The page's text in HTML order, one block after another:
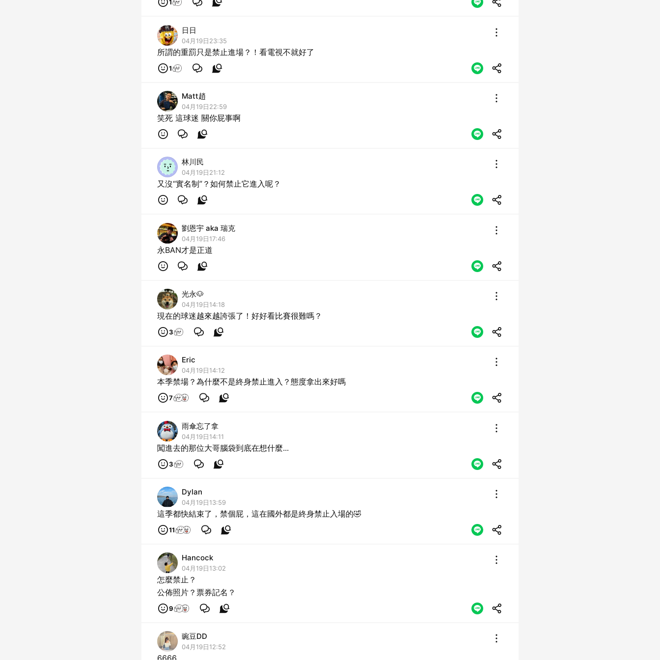
1
日日
04月19日23:35
所謂的重罰只是禁止進場？！看電視不就好了
1
Matt趙
04月19日22:59
笑死 這球迷 關你屁事啊
林川民
04月19日21:12
又沒“實名制”？如何禁止它進入呢？
劉恩宇 aka 瑞克
04月19日17:46
永BAN才是正道
光永🐶
04月19日14:18
現在的球迷越來越誇張了！好好看比賽很難嗎？
3
Eric
04月19日14:12
本季禁場？為什麼不是終身禁止進入？態度拿出來好嗎
7
雨傘忘了拿
04月19日14:11
闖進去的那位大哥腦袋到底在想什麼...
3
Dylan
04月19日13:59
這季都快結束了，禁個屁，這在國外都是終身禁止入場的🤣
11
Hancock
04月19日13:02
怎麼禁止？
公佈照片？票券記名？
9
豌豆DD
04月19日12:52
6666